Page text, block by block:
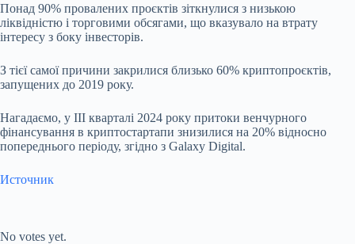
Понад 90% провалених проєктів зіткнулися з низькою
ліквідністю і торговими обсягами, що вказувало на втрату
інтересу з боку інвесторів.
З тієї самої причини закрилися близько 60% криптопроєктів,
запущених до 2019 року.
Нагадаємо, у III кварталі 2024 року притоки венчурного
фінансування в криптостартапи знизилися на 20% відносно
попереднього періоду, згідно з Galaxy Digital.
Источник
No votes yet.